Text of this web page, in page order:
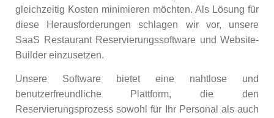
gleichzeitig Kosten minimieren möchten. Als Lösung für
diese Herausforderungen schlagen wir vor, unsere
SaaS Restaurant Reservierungssoftware und Website-
Builder einzusetzen.
Unsere Software bietet eine nahtlose und
benutzerfreundliche Plattform, die den
Reservierungsprozess sowohl für Ihr Personal als auch